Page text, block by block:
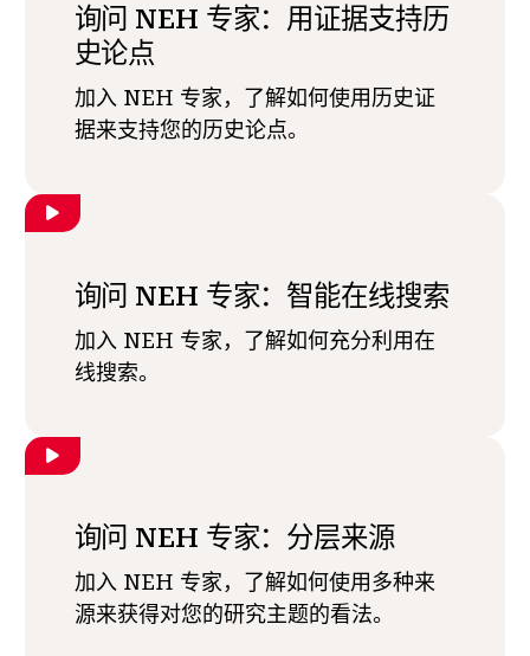
询问 NEH 专家：用证据支持历
史论点
加入 NEH 专家，了解如何使用历史证
据来支持您的历史论点。
询问 NEH 专家：智能在线搜索
加入 NEH 专家，了解如何充分利用在
线搜索。
询问 NEH 专家：分层来源
加入 NEH 专家，了解如何使用多种来
源来获得对您的研究主题的看法。